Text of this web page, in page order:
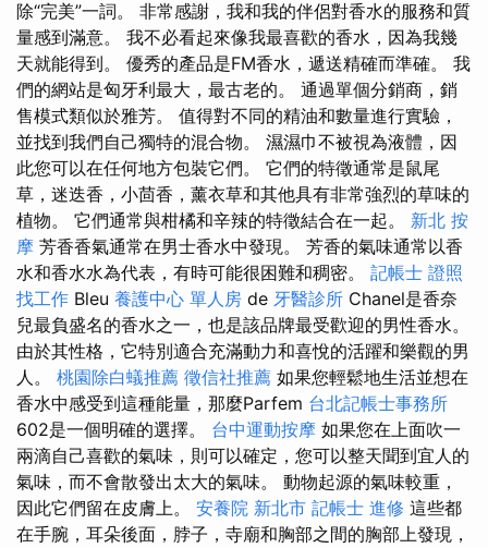
除“完美”一詞。 非常感謝，我和我的伴侶對香水的服務和質
量感到滿意。 我不必看起來像我最喜歡的香水，因為我幾
天就能得到。 優秀的產品是FM香水，遞送精確而準確。 我
們的網站是匈牙利最大，最古老的。 通過單個分銷商，銷
售模式類似於雅芳。 值得對不同的精油和數量進行實驗，
並找到我們自己獨特的混合物。 濕濕巾不被視為液體，因
此您可以在任何地方包裝它們。 它們的特徵通常是鼠尾
草，迷迭香，小茴香，薰衣草和其他具有非常強烈的草味的
植物。 它們通常與柑橘和辛辣的特徵結合在一起。 新北 按
摩 芳香香氣通常在男士香水中發現。 芳香的氣味通常以香
水和香水水為代表，有時可能很困難和稠密。 記帳士 證照
找工作 Bleu 養護中心 單人房 de 牙醫診所 Chanel是香奈
兒最負盛名的香水之一，也是該品牌最受歡迎的男性香水。
由於其性格，它特別適合充滿動力和喜悅的活躍和樂觀的男
人。 桃園除白蟻推薦 徵信社推薦 如果您輕鬆地生活並想在
香水中感受到這種能量，那麼Parfem 台北記帳士事務所
602是一個明確的選擇。 台中運動按摩 如果您在上面吹一
兩滴自己喜歡的氣味，則可以確定，您可以整天聞到宜人的
氣味，而不會散發出太大的氣味。 動物起源的氣味較重，
因此它們留在皮膚上。 安養院 新北市 記帳士 進修 這些都
在手腕，耳朵後面，脖子，寺廟和胸部之間的胸部上發現，